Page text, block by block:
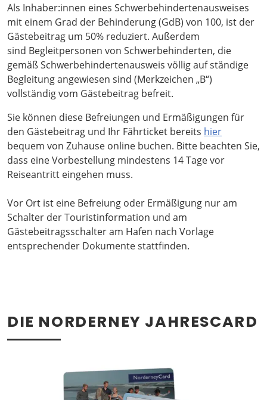
Als Inhaber:innen eines Schwerbehindertenausweises
mit einem Grad der Behinderung (GdB) von 100, ist der
Gästebeitrag um 50% reduziert. Außerdem
sind Begleitpersonen von Schwerbehinderten, die
gemäß Schwerbehindertenausweis völlig auf ständige
Begleitung angewiesen sind (Merkzeichen „B“)
vollständig vom Gästebeitrag befreit.
Sie können diese Befreiungen und Ermäßigungen für
den Gästebeitrag und Ihr Fährticket bereits hier
bequem von Zuhause online buchen. Bitte beachten Sie,
dass eine Vorbestellung mindestens 14 Tage vor
Reiseantritt eingehen muss.
Vor Ort ist eine Befreiung oder Ermäßigung nur am
Schalter der Touristinformation und am
Gästebeitragsschalter am Hafen nach Vorlage
entsprechender Dokumente stattfinden.
DIE NORDERNEY JAHRESCARD